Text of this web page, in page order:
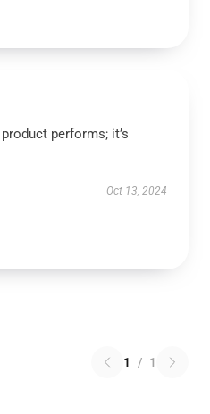
performs; it’s
Oct 13, 2024
1 / 1